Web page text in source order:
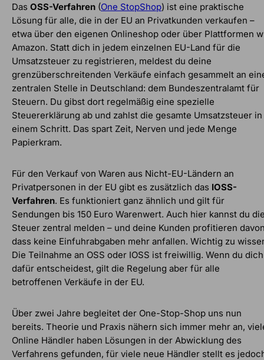
Das OSS-Verfahren (One StopShop) ist eine praktische
Lösung für alle, die in der EU an Privatkunden verkaufen –
etwa über den eigenen Onlineshop oder über Plattformen
Amazon. Statt dich in jedem einzelnen EU-Land für die
Umsatzsteuer zu registrieren, meldest du deine
grenzüberschreitenden Verkäufe einfach gesammelt an
zentralen Stelle in Deutschland: dem Bundeszentralamt für
Steuern. Du gibst dort regelmäßig eine spezielle
Steuererklärung ab und zahlst die gesamte Umsatzsteuer in
einem Schritt. Das spart Zeit, Nerven und jede Menge
Papierkram.
Für den Verkauf von Waren aus Nicht-EU-Ländern an
Privatpersonen in der EU gibt es zusätzlich das IOSS-
Verfahren. Es funktioniert ganz ähnlich und gilt für
Sendungen bis 150 Euro Warenwert. Auch hier kannst du
Steuer zentral melden – und deine Kunden profitieren
dass keine Einfuhrabgaben mehr anfallen. Wichtig zu
Die Teilnahme an OSS oder IOSS ist freiwillig. Wenn du dich
dafür entscheidest, gilt die Regelung aber für alle
betroffenen Verkäufe in der EU.
Über zwei Jahre begleitet der One-Stop-Shop uns nun
bereits. Theorie und Praxis nähern sich immer mehr an,
Online Händler haben Lösungen in der Abwicklung des
Verfahrens gefunden, für viele neue Händler stellt es